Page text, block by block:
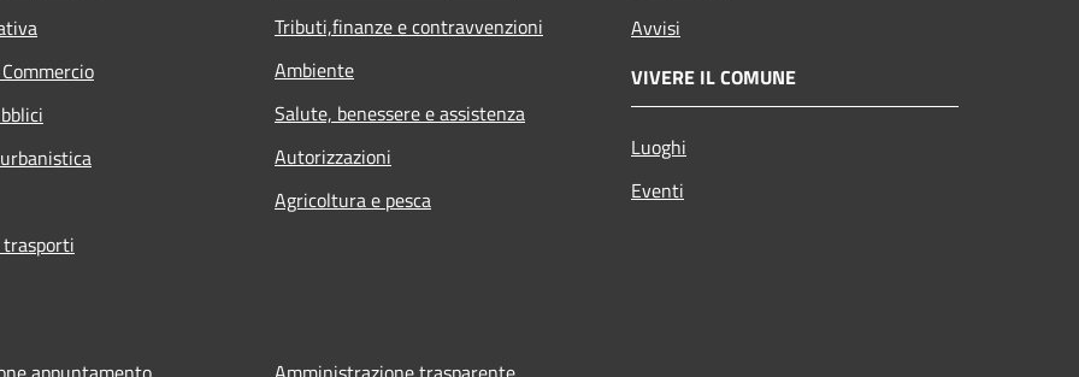
Tributi,finanze e contravvenzioni
Ambiente
Salute, benessere e assistenza
Autorizzazioni
Agricoltura e pesca
Avvisi
VIVERE IL COMUNE
Luoghi
Eventi